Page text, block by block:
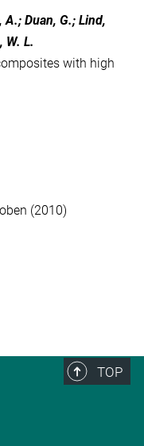
Duan, G.; Lind,
W. L.
with high
(2010)
TOP